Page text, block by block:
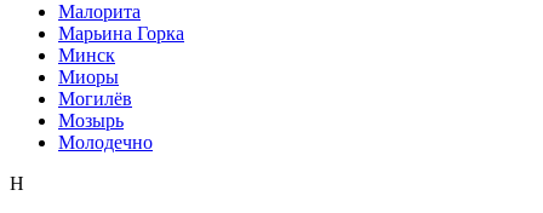
Малорита
Марьина Горка
Минск
Миоры
Могилёв
Мозырь
Молодечно
Н